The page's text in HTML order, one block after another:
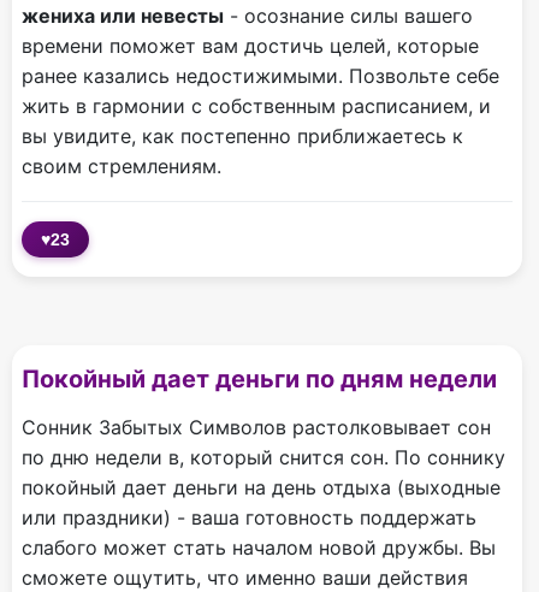
жениха или невесты - осознание силы вашего
времени поможет вам достичь целей, которые
ранее казались недостижимыми. Позвольте себе
жить в гармонии с собственным расписанием, и
вы увидите, как постепенно приближаетесь к
своим стремлениям.
♥23
Покойный дает деньги по дням недели
Сонник Забытых Символов растолковывает сон
по дню недели в, который снится сон. По соннику
покойный дает деньги на день отдыха (выходные
или праздники) - ваша готовность поддержать
слабого может стать началом новой дружбы. Вы
сможете ощутить, что именно ваши действия